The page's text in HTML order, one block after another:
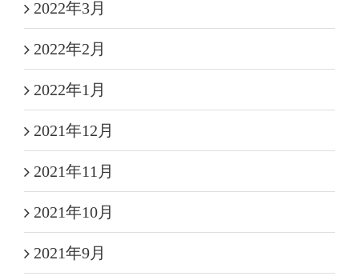
2022年3月
2022年2月
2022年1月
2021年12月
2021年11月
2021年10月
2021年9月